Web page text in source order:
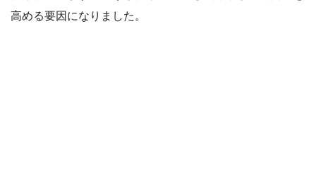
高める要因になりました。